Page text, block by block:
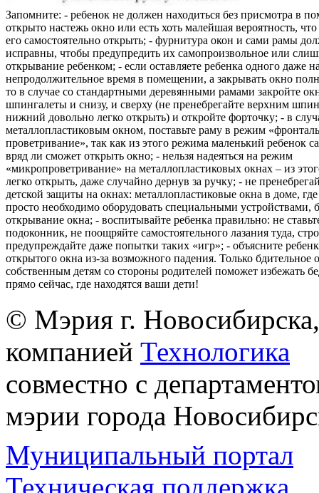
Запомните: - ребенок не должен находиться без присмотра в
открыто настежь окно или есть хоть малейшая вероятность,
его самостоятельно открыть; - фурнитура окон и сами рамы
исправны, чтобы предупредить их самопроизвольное или
открывание ребенком; - если оставляете ребенка одного даже
непродолжительное время в помещении, а закрывать окно
то в случае со стандартными деревянными рамами закройте
шпингалеты и снизу, и сверху (не пренебрегайте верхним
нижний довольно легко открыть) и откройте форточку; - в
металлопластиковым окном, поставьте раму в режим
проветривание», так как из этого режима маленький ребенок
вряд ли сможет открыть окно; - нельзя надеяться на режим
«микропроветривание» на металлопластиковых окнах – из
легко открыть, даже случайно дернув за ручку; - не
детской защиты на окнах: металлопластиковые окна в доме, где
просто необходимо оборудовать специальными
открывание окна; - воспитывайте ребенка правильно: не
подоконник, не поощряйте самостоятельного лазания туда,
предупреждайте даже попытки таких «игр»; - объясните
открытого окна из-за возможного падения. Только бдительное
собственным детям со стороны родителей поможет избежать
прямо сейчас, где находятся ваши дети!
© Мэрия г.
компанией Технологика
совместно с
мэрии города
Муниципальный портал